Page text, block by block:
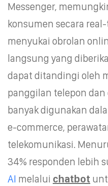
Messenger,
konsumen secara
menyukai obrolan
langsung yang
dapat ditandingi oleh
panggilan telepon dan
banyak digunakan
e-commerce,
telekomunikasi.
34% responden lebih
AI melalui chatbot